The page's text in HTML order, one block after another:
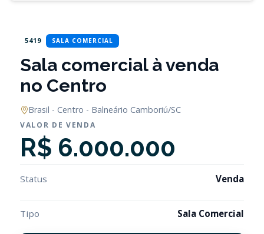
5419 SALA COMERCIAL
Sala comercial à venda
no Centro
Brasil - Centro - Balneário Camboriú/SC
VALOR DE VENDA
R$ 6.000.000
Status Venda
Tipo Sala Comercial